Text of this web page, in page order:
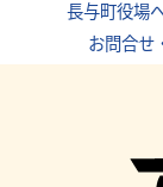
長与町役場
お問合せ